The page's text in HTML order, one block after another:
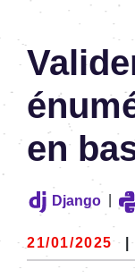
en
Django
21/01/2025 |